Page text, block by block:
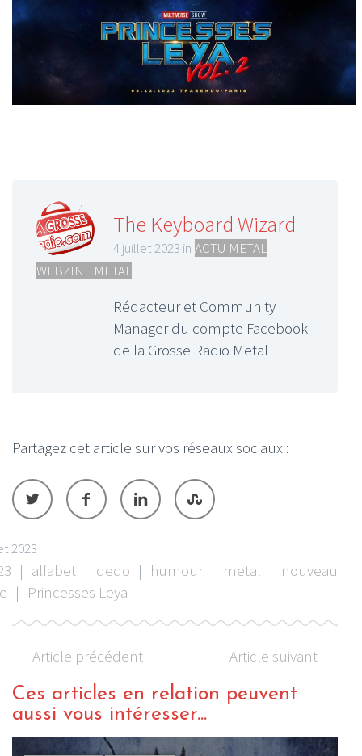
The Keyboard Wizard
4 juillet 2023 in ACTU METAL
WEBZINE METAL
Rédacteur et Community
Manager du compte Facebook
de la Grosse Radio Metal
Partagez cet article sur vos réseaux sociaux :
2023
| alfabet | dedo | humour | metal | nouveau
| Princesses Leya
Article précédent Article suivant
Ces articles en relation peuvent
aussi vous intéresser...